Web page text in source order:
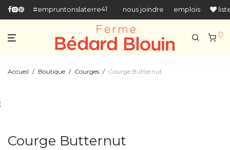
#empruntonslaterre418-666-5518nous joindre emplois
0
Accueil / Boutique / Courges / Courge Butternut
Courge Butternut